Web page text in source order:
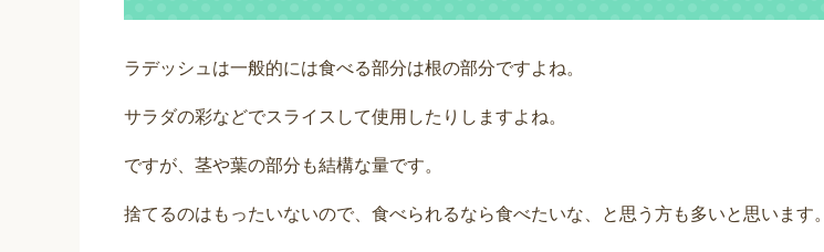
ラデッシュは一般的には食べる部分は根の部分ですよね。
サラダの彩などでスライスして使用したりしますよね。
ですが、茎や葉の部分も結構な量です。
捨てるのはもったいないので、食べられるなら食べたいな、と思う方も多いと思います。